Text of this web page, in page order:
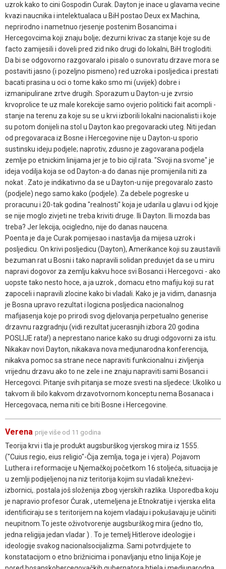
uzrok kako to cini Gospodin Curak. Dayton je inace u glavama vecine
kvazi naucnika i intelektualaca u BiH postao Deux ex Machina,
neprirodno i nametnuo rjesenje postenim Bosancima i
Hercegovcima koji znaju bolje; dezurni krivac za stanje koje su de
facto zamijesili i doveli pred zid niko drugi do lokalni, BiH trogloditi.
Da bi se odgovorno razgovaralo i pisalo o sunovratu drzave mora se
postaviti jasno (i pozeljno pismeno) red uzroka i posljedica i prestati
bacati prasina u oci o tome kako smo mi (uvijek) dobre i
izmanipulirane zrtve drugih. Sporazum u Dayton-u je zvrsio
krvoprolice te uz male korekcije samo ovjerio politicki fait acompli -
stanje na terenu za koje su se u krvi izborili lokalni nacionalisti i koje
su potom donijeli na stol u Dayton kao pregovaracki uteg. Niti jedan
od pregovaraca iz Bosne i Hercegovine nije u Dayton-u sporio
sustinsku ideju podjele; naprotiv, zdusno je zagovarana podjela
zemlje po etnickim linijama jer je to bio cijl rata. "Svoji na svome" je
ideja vodilja koja se od Dayton-a do danas nije promijenila niti za
nokat . Zato je indikativno da se u Dayton-u nije pregovaralo zasto
(podjele) nego samo kako (podjele). Za debele pogreske u
proracunu i 20-tak godina "realnosti" koja je udarila u glavu i od kjoje
se nije moglo zivjeti ne treba kriviti druge. Ili Dayton. Ili mozda bas
treba? Jer lekcija, ocigledno, nije do danas naucena.
Poenta je da je Curak pomijesao i nastavlja da mijesa uzrok i
posljedicu. On krivi posljedicu (Dayton), Amerikance koji su zaustavili
bezuman rat u Bosni i tako napravili solidan preduvjet da se u miru
napravi dogovor za zemlju kakvu hoce svi Bosanci i Hercegovci - ako
uopste tako nesto hoce, a ja uzrok , domacu etno mafiju koji su rat
zapoceli i napravili zlocine kako bi vladali. Kako je ja vidim, danasnja
je Bosna upravo rezultat i logicna posljedica nacionalnog
mafijasenja koje po prirodi svog djelovanja perpetualno generise
drzavnu razgradnju (vidi rezultat jucerasnjih izbora 20 godina
POSLIJE rata!) a neprestano narice kako su drugi odgovorni za istu.
Nikakav novi Dayton, nikakava nova medjunarodna konferencija,
nikakva pomoc sa strane nece napraviti funkcionalnu i zivljenja
vrijednu drzavu ako to ne zele i ne znaju napraviti sami Bosanci i
Hercegovci. Pitanje svih pitanja se moze svesti na sljedece: Ukoliko u
takvom ili bilo kakvom drzavotvornom konceptu nema Bosanaca i
Hercegovaca, nema niti ce biti Bosne i Hercegovine.
Verena prije više od 11 godina
Teorija krvi i tla je produkt augsburškog vjerskog mira iz 1555.
("Cuius regio, eius religio"-Čija zemlja, toga je i vjera) .Pojavom
Luthera i reformacije u Njemačkoj početkom 16 stoljeća, situacija je
u zemlji podijeljenoj na niz teritorija kojim su vladali kneževi-
izbornici,. postala još složenija zbog vjerskih razlika. Usporedba koju
je napravio profesor Ćurak , utemeljena je.Etnokratije i vjerska elita
identificiraju se s teritorijem na kojem vladaju i pokušavaju je učiniti
neupitnom.To jeste oživotvorenje augsburškog mira (jedno tlo,
jedna religija jedan vladar ) . To je temelj Hitlerove ideologije i
ideologije svakog nacionalsocijalizma. Sami potvrdjujete to
konstatacijom o etno brižnicima i ponavljanju etno linija.Koje je